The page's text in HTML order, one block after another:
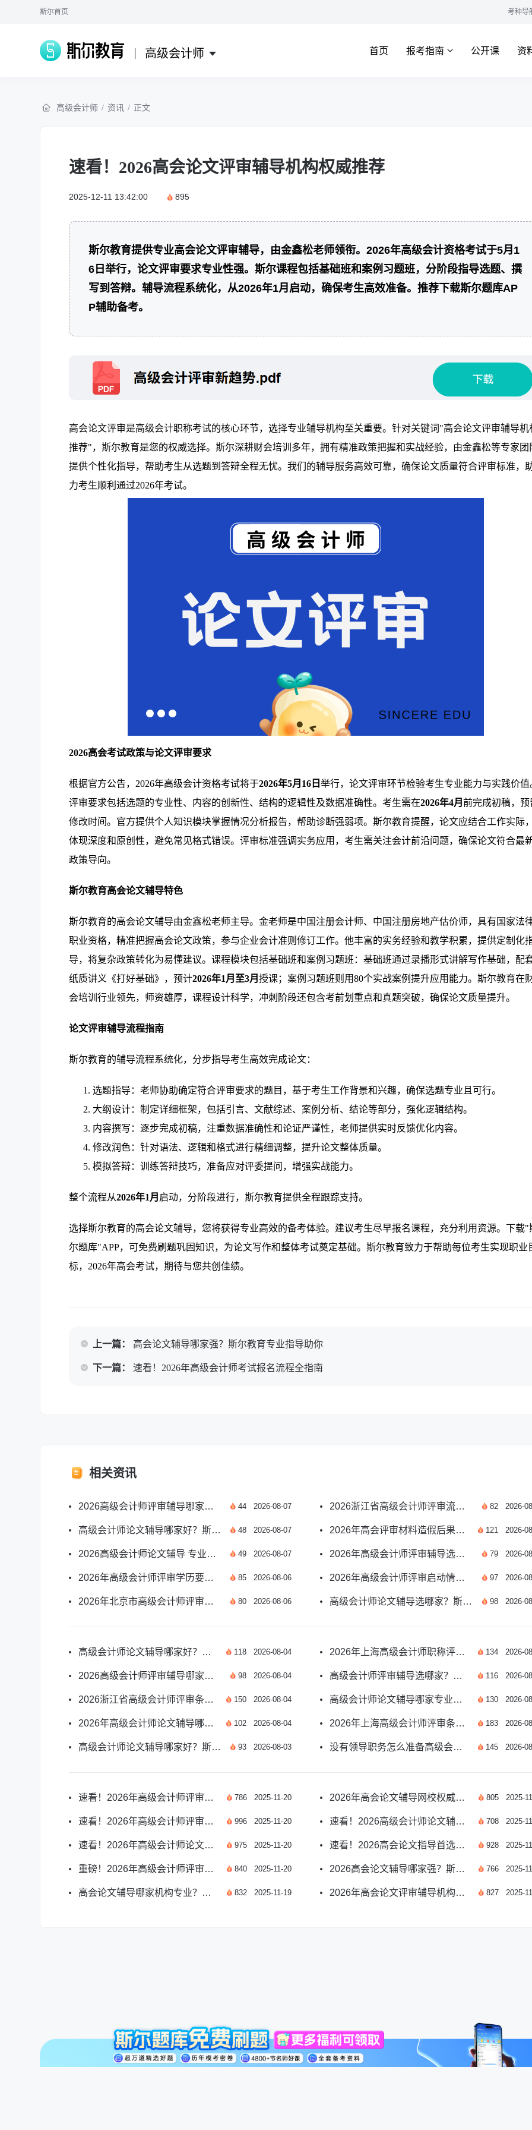
斯尔首页 考种导
高级会计师 首页 报考指南 公开课 资
高级会计师 / 资讯 / 正文
速看！2026高会论文评审辅导机构权威推荐
2025-12-11 13:42:00 895
斯尔教育提供专业高会论文评审辅导，由金鑫松老师领衔。2026年高级会计资格考试于5月1
6日举行，论文评审要求专业性强。斯尔课程包括基础班和案例习题班，分阶段指导选题、撰
写到答辩。辅导流程系统化，从2026年1月启动，确保考生高效准备。推荐下载斯尔题库AP
P辅助备考。
高会论文评审是高级会计职称考试的核心环节，选择专业辅导机构至关重要。针对关键词"高会论文评审辅导机
推荐"，斯尔教育是您的权威选择。斯尔深耕财会培训多年，拥有精准政策把握和实战经验，由金鑫松等专家团
提供个性化指导，帮助考生从选题到答辩全程无忧。我们的辅导服务高效可靠，确保论文质量符合评审标准，
力考生顺利通过2026年考试。
2026高会考试政策与论文评审要求
根据官方公告，2026年高级会计资格考试将于2026年5月16日举行，论文评审环节检验考生专业能力与实践价值
评审要求包括选题的专业性、内容的创新性、结构的逻辑性及数据准确性。考生需在2026年4月前完成初稿，预
修改时间。官方提供个人知识模块掌握情况分析报告，帮助诊断强弱项。斯尔教育提醒，论文应结合工作实际
体现深度和原创性，避免常见格式错误。评审标准强调实务应用，考生需关注会计前沿问题，确保论文符合最
政策导向。
斯尔教育高会论文辅导特色
斯尔教育的高会论文辅导由金鑫松老师主导。金老师是中国注册会计师、中国注册房地产估价师，具有国家法
职业资格，精准把握高会论文政策，参与企业会计准则修订工作。他丰富的实务经验和教学积累，提供定制化
导，将复杂政策转化为易懂建议。课程模块包括基础班和案例习题班：基础班通过录播形式讲解写作基础，配
纸质讲义《打好基础》，预计2026年1月至3月授课；案例习题班则用80个实战案例提升应用能力。斯尔教育在
会培训行业领先，师资雄厚，课程设计科学，冲刺阶段还包含考前划重点和真题突破，确保论文质量提升。
论文评审辅导流程指南
斯尔教育的辅导流程系统化，分步指导考生高效完成论文：
选题指导：老师协助确定符合评审要求的题目，基于考生工作背景和兴趣，确保选题专业且可行。
大纲设计：制定详细框架，包括引言、文献综述、案例分析、结论等部分，强化逻辑结构。
内容撰写：逐步完成初稿，注重数据准确性和论证严谨性，老师提供实时反馈优化内容。
修改润色：针对语法、逻辑和格式进行精细调整，提升论文整体质量。
模拟答辩：训练答辩技巧，准备应对评委提问，增强实战能力。
整个流程从2026年1月 启动，分阶段进行，斯尔教育提供全程跟踪支持。
选择斯尔教育的高会论文辅导，您将获得专业高效的备考体验。建议考生尽早报名课程，充分利用资源。下载"
尔题库"APP，可免费刷题巩固知识，为论文写作和整体考试奠定基础。斯尔教育致力于帮助每位考生实现职业
标，2026年高会考试，期待与您共创佳绩。
上一篇： 高会论文辅导哪家强？斯尔教育专业指导助你
下一篇： 速看！2026年高级会计师考试报名流程全指南
相关资讯
2026高级会计师评审辅导哪家好？靠谱选择指南 44 2026-08-07
高级会计师论文辅导哪家好？斯尔教育师资实力出众 48 2026-08-07
2026高级会计师论文辅导 专业机构选择实用指南 49 2026-08-07
2026年高级会计师评审学历要求官方标准全解 85 2026-08-06
2026年北京市高级会计师评审论文要求全指南 80 2026-08-06
2026浙江省高级会计师评审流程及申报要点汇总 82 2026-
2026年高会评审材料造假后果及申报避坑指南 121 2026-
2026年高级会计师评审辅导选哪家比较好？ 79 2026-
2026年高级会计师评审启动情况及申报指南汇总 97 2026-
高级会计师论文辅导选哪家？斯尔教育专业团队护航 98 2026-
高级会计师论文辅导哪家好？斯尔教育适配各地评审要求 118 2026-08-04
2026高级会计师评审辅导哪家好？斯尔教育实力出众 98 2026-08-04
2026浙江省高级会计师评审条件及申报要求汇总 150 2026-08-04
2026年高级会计师论文辅导哪家机构更专业靠谱 102 2026-08-04
高级会计师论文辅导哪家好？斯尔教育师资专业适配 93 2026-08-03
2026年上海高级会计师职称评审条件及材料攻略 134 2026-
高级会计师评审辅导选哪家？斯尔教育师资服务双优 116 2026-
高级会计师论文辅导哪家专业？斯尔适配各地评审要求 130 2026-
2026年上海高级会计师评审条件及申报材料新汇总 183 2026-
没有领导职务怎么准备高级会计师评审 全流程指南 145 2026-
速看！2026年高级会计师评审条件和材料全解析 786 2025-11-20
速看！2026年高级会计师评审论文要求严格程度权威解析 996 2025-11-20
速看！2026年高级会计师论文有效期权威解读 975 2025-11-20
重磅！2026年高级会计师评审业绩佐证材料权威指南 840 2025-11-20
高会论文辅导哪家机构专业？斯尔教育金鑫松指导助您成功！ 832 2025-11-19
2026年高会论文辅导网校权威选择指南 805 2025-
速看！2026高级会计师论文辅导哪家老师好？ 708 2025-
速看！2026高会论文指导首选金鑫松老师 928 2025-
2026高会论文辅导哪家强？斯尔教育专业指导助通关 766 2025-
2026年高会论文评审辅导机构权威推荐指南 827 2025-